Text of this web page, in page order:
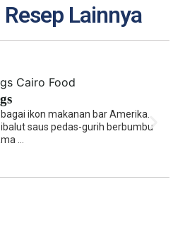
Lainnya
ikon makanan bar Amerika.
saus pedas-gurih berbumbu
...